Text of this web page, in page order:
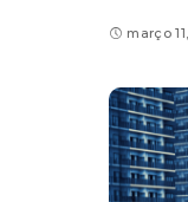
março